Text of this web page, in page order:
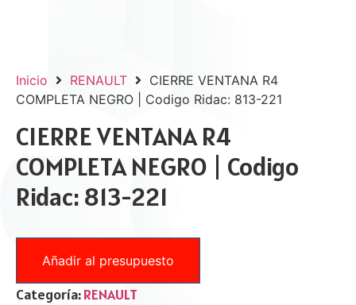
Inicio RENAULT
CIERRE VENTANA R4
COMPLETA NEGRO | Codigo Ridac: 813-221
CIERRE VENTANA R4
COMPLETA NEGRO | Codigo
Ridac: 813-221
Añadir al presupuesto
Categoría:RENAULT